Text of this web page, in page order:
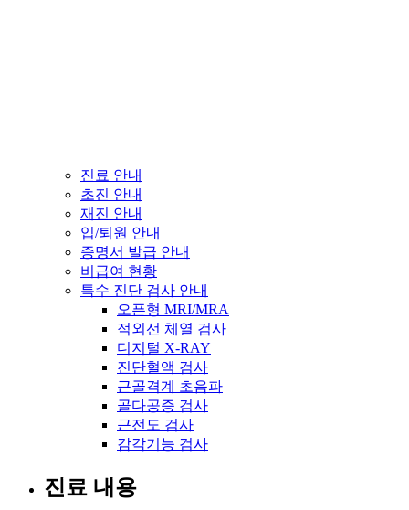
진료 안내
초진 안내
재진 안내
입/퇴원 안내
증명서 발급 안내
비급여 현황
특수 진단 검사 안내
오픈형 MRI/MRA
적외선 체열 검사
디지털 X-RAY
진단혈액 검사
근골격계 초음파
골다공증 검사
근전도 검사
감각기능 검사
진료 내용